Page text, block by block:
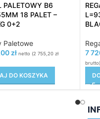
PALETOWY B6
18 PALET –
0+2
Paletowe
zł netto (2 755,20zł
DO KOSZYKA
7
brutto)